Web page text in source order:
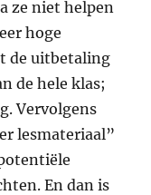
ze niet helpen
hoge
de uitbetaling
de hele klas;
Vervolgens
lesmateriaal”
En dan is